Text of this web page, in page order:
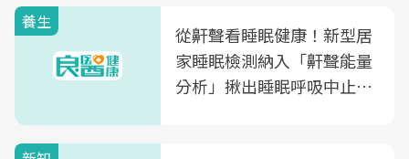
養生
從鼾聲看睡眠健康！新型居
家睡眠檢測納入「鼾聲能量
分析」揪出睡眠呼吸中止症